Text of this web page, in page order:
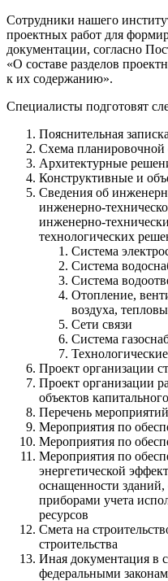
Сотрудники нашего
проектных работ для
документации, согласно
«О составе разделов
к их содержанию».
Специалисты подготовят
Пояснительная записка
Схема планировочной
Архитектурные
Конструктивные и
Сведения об
инженерно-
инженерно-
технологических
Система
Система
Система
Отопление,
воздуха,
Сети связи
Система
Проект организации
Проект организации
объектов
Перечень
Мероприятия по
Мероприятия по
Мероприятия по
энергетической
оснащенности
приборами учета
ресурсов
Смета на
строительства
Иная документация в
федеральными